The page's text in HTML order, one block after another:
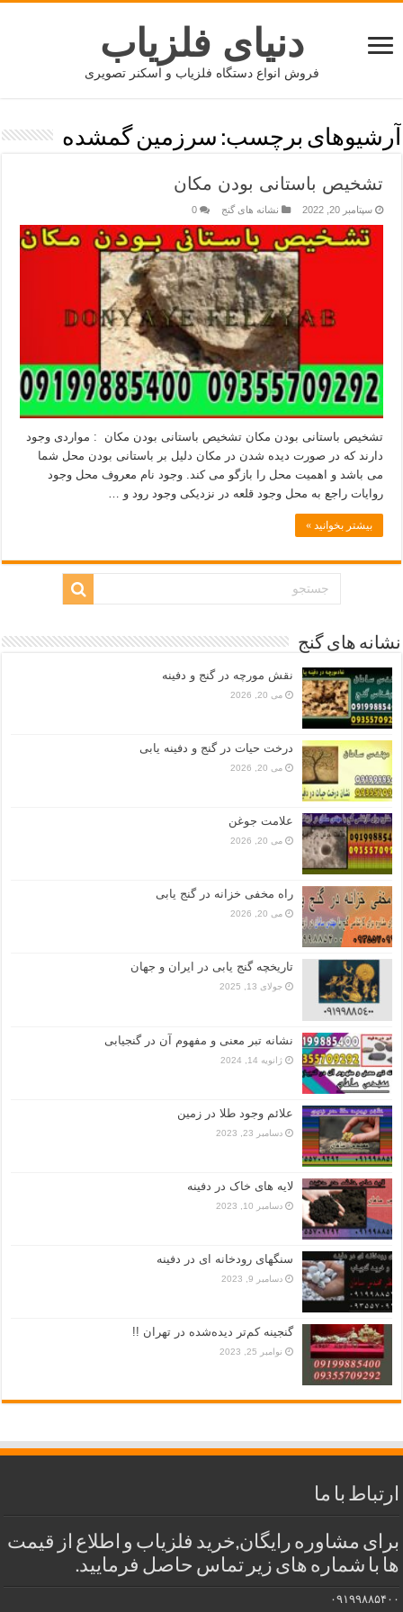
دنیای فلزیاب
فروش انواع دستگاه فلزیاب و اسکنر تصویری
آرشیوهای برچسب: سرزمین گمشده
تشخیص باستانی بودن مکان
سپتامبر 20, 2022 نشانه های گنج 0
تشخیص باستانی بودن مکان تشخیص باستانی بودن مکان : مواردی وجود
دارند که در صورت دیده شدن در مکان دلیل بر باستانی بودن محل شما
می باشد و اهمیت محل را بازگو می کند. وجود نام معروف محل وجود
روایات راجع به محل وجود قلعه در نزدیکی وجود رود و …
بیشتر بخوانید »
نشانه های گنج
نقش مورچه در گنج و دفینه
می 20, 2026
درخت حیات در گنج و دفینه یابی
می 20, 2026
علامت جوغن
می 20, 2026
راه مخفی خزانه در گنج یابی
می 20, 2026
تاریخچه گنج‌ یابی در ایران و جهان
جولای 13, 2025
نشانه تبر معنی و مفهوم آن در گنجیابی
ژانویه 14, 2024
علائم وجود طلا در زمین
دسامبر 23, 2023
لایه های خاک در دفینه
دسامبر 10, 2023
سنگهای رودخانه ای در دفینه
دسامبر 9, 2023
گنجینه کم‌تر دیده‌شده در تهران !!
نوامبر 25, 2023
ارتباط با ما
برای مشاوره رایگان,خرید فلزیاب و اطلاع از قیمت
ها با شماره های زیر تماس حاصل فرمایید.
۰۹۱۹۹۸۸۵۴۰۰